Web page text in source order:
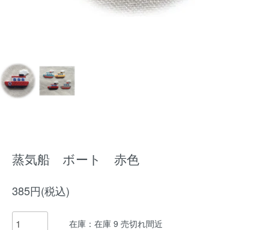
蒸気船 ボート 赤色
385円(税込)
在庫：在庫 9 売切れ間近